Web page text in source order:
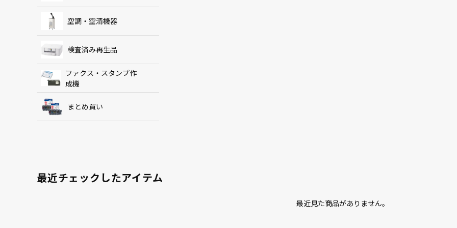
空調・空清機器
検査済み再生品
ファクス・スタンプ作
成機
まとめ買い
最近チェックしたアイテム
最近見た商品がありません。